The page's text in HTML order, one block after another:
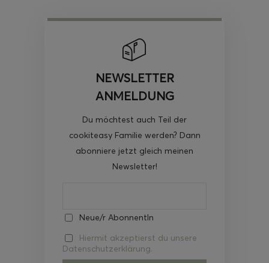
NEWSLETTER
ANMELDUNG
Du möchtest auch Teil der
cookiteasy Familie werden? Dann
abonniere jetzt gleich meinen
Newsletter!
Neue/r AbonnentIn
Hiermit akzeptierst du unsere
Datenschutzerklärung.